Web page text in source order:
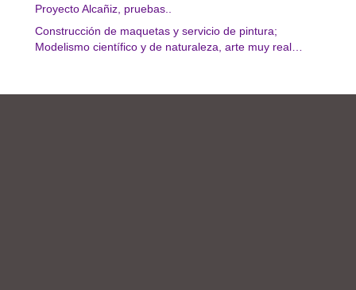
Proyecto Alcañiz, pruebas..
Construcción de maquetas y servicio de pintura;
Modelismo científico y de naturaleza, arte muy real…